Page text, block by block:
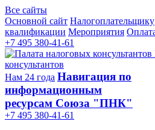
Все сайты
Основной сайт Налогоплательщику
квалификации Мероприятия
+7 495 380-41-61
консультантов
Нам 24 года Навигация по
информационным
ресурсам Союза "ПНК"
+7 495 380‑41‑61